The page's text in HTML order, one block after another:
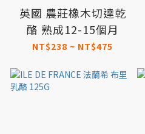
英國 農莊橡木切達乾
酪 熟成12-15個月
NT$238 ~ NT$475